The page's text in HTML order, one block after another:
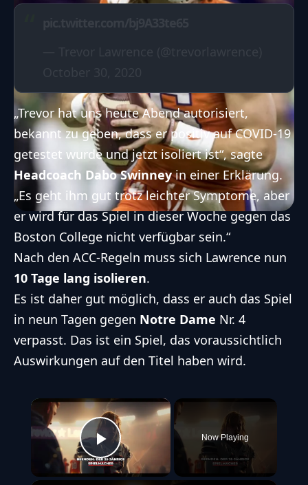
„Trevor hat uns heute Abend autorisiert,
bekannt zu geben, dass er positiv auf COVID-19
getestet wurde und jetzt isoliert ist“, sagte
Headcoach Dabo Swinneyin einer Erklärung.
„Es geht ihm gut trotz leichter Symptome, aber
er wird für das Spiel in dieser Woche gegen das
Boston College nicht verfügbar sein.“
Nach den ACC-Regeln muss sich Lawrence nun
10 Tage lang isolieren.
Es ist daher gut möglich, dass er auch das Spiel
in neun Tagen gegen Notre Dame Nr. 4
verpasst. Das ist ein Spiel, das voraussichtlich
Auswirkungen auf den Titel haben wird.
×
Play Video
Now Playing